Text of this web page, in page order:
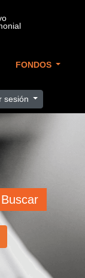
FONDOS
sesión
Buscar